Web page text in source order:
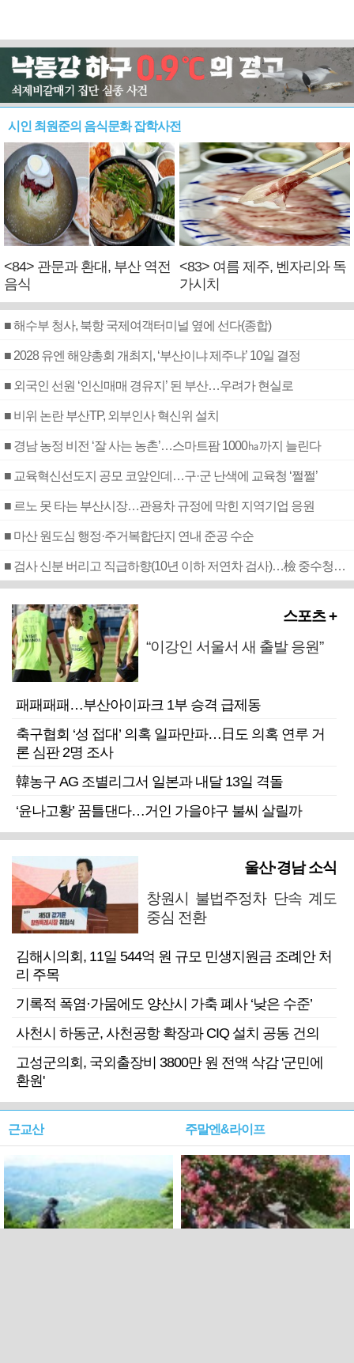
시인 최원준의 음식문화 잡학사전
<84> 관문과 환대, 부산 역전
음식
<83> 여름 제주, 벤자리와 독
가시치
■ 해수부 청사, 북항 국제여객터미널 옆에 선다(종합)
■ 2028 유엔 해양총회 개최지, ‘부산이냐 제주냐’ 10일 결정
■ 외국인 선원 ‘인신매매 경유지’ 된 부산…우려가 현실로
■ 비위 논란 부산TP, 외부인사 혁신위 설치
■ 경남 농정 비전 ‘잘 사는 농촌’…스마트팜 1000㏊까지 늘린다
■ 교육혁신선도지 공모 코앞인데…구·군 난색에 교육청 ‘쩔쩔’
■ 르노 못 타는 부산시장…관용차 규정에 막힌 지역기업 응원
■ 마산 원도심 행정·주거복합단지 연내 준공 수순
■ 검사 신분 버리고 직급하향(10년 이하 저연차 검사)…檢 중수청행 기피
스포츠 +
“이강인 서울서 새 출발 응원”
패패패패…부산아이파크 1부 승격 급제동
축구협회 ‘성 접대’ 의혹 일파만파…日도 의혹 연루 거
론 심판 2명 조사
韓농구 AG 조별리그서 일본과 내달 13일 격돌
‘윤나고황’ 꿈틀댄다…거인 가을야구 불씨 살릴까
울산·경남 소식
창원시 불법주정차 단속 계도
중심 전환
김해시의회, 11일 544억 원 규모 민생지원금 조례안 처
리 주목
기록적 폭염·가뭄에도 양산시 가축 폐사 ‘낮은 수준’
사천시 하동군, 사천공항 확장과 CIQ 설치 공동 건의
고성군의회, 국외출장비 3800만 원 전액 삭감 '군민에
환원'
근교산 주말엔&라이프